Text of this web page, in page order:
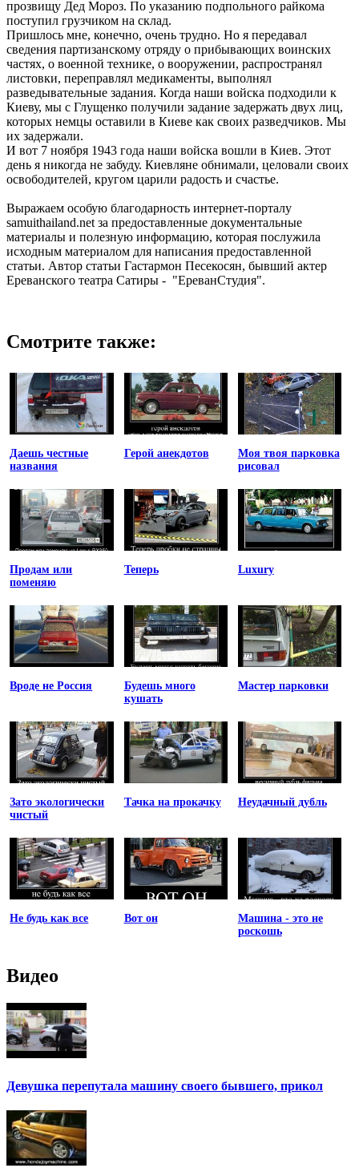
прозвищу Дед Мороз. По указанию подпольного райкома
поступил грузчиком на склад.
Пришлось мне, конечно, очень трудно. Но я передавал
сведения партизанскому отряду о прибывающих воинских
частях, о военной технике, о вооружении, распространял
листовки, переправлял медикаменты, выполнял
разведывательные задания. Когда наши войска подходили к
Киеву, мы с Глущенко получили задание задержать двух лиц,
которых немцы оставили в Киеве как своих разведчиков. Мы
их задержали.
И вот 7 ноября 1943 года наши войска вошли в Киев. Этот
день я никогда не забуду. Киевляне обнимали, целовали своих
освободителей, кругом царили радость и счастье.
Выражаем особую благодарность интернет-порталу
samuithailand.net за предоставленные документальные
материалы и полезную информацию, которая послужила
исходным материалом для написания предоставленной
статьи. Автор статьи Гастармон Песекосян, бывший актер
Ереванского театра Сатиры - "ЕреванСтудия".
Смотрите также:
Даешь честные
названия
Герой анекдотов
Моя твоя парковка
рисовал
Продам или
поменяю
Теперь Luxury
Вроде не Россия
Будешь много
кушать
Мастер парковки
Зато экологически
чистый
Тачка на прокачку Неудачный дубль
Не будь как все Вот он
Машина - это не
роскошь
Видео
Девушка перепутала машину своего бывшего, прикол